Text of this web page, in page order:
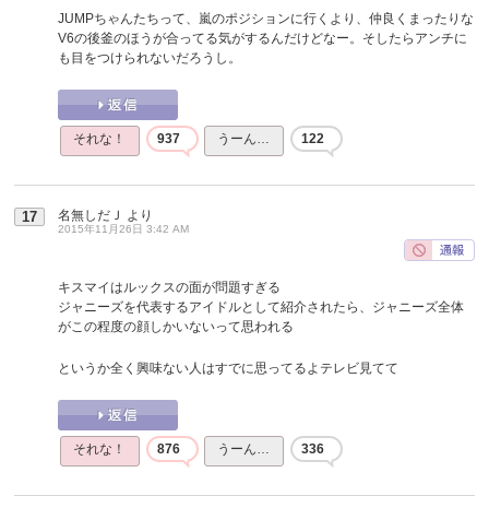
JUMPちゃんたちって、嵐のポジションに行くより、仲良くまったりな
V6の後釜のほうが合ってる気がするんだけどなー。そしたらアンチに
も目をつけられないだろうし。
それな！ 937 うーん… 122
17 名無しだＪ より
2015年11月26日 3:42 AM
キスマイはルックスの面が問題すぎる
ジャニーズを代表するアイドルとして紹介されたら、ジャニーズ全体
がこの程度の顔しかいないって思われる
というか全く興味ない人はすでに思ってるよテレビ見てて
それな！ 876 うーん… 336